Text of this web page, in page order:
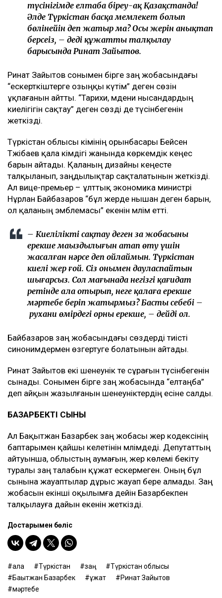
түсінігімде елтаңба біреу-ақ Қазақстанда!
Әлде Түркістан басқа мемлекет болып
бөлінейін деп жатыр ма? Осы жерін анықтап
берсеңіз, – деді құжатты талқылау
барысында Ринат Зайытов.
Ринат Зайытов сонымен бірге заң жобасындағы
“ескерткіштерге озыңқы күтім” деген сөзін
ұқпағанын айтты. “Тарихи, мәдени нысандардың
киелігігін сақтау” деген сөзді де түсінбегенін
жеткізді.
Түркістан облысы әкімінің орынбасары Бейсен
Тәжібаев қала әкімдігі жанында көркемдік кеңес
барын айтады. Қаланың дизайны кеңесте
талқыланып, заңдылықтар сақталатынын жеткізді.
Ал вице-премьер – ұлттық экономика министрі
Нұрлан Байбазаров “бұл жерде нышан деген барын,
ол қаланың эмблемасы” екенін мәлім етті.
– Киелілікті сақтау деген заң жобасының
ерекше маңыздылығын атап өту үшін
жасалған нәрсе деп ойлаймын. Түркістан
киелі жер ғой. Сіз онымен дауласпайтын
шығарсыз. Сол мағынада негізгі қағидат
ретінде ала отырып, неге қалаға ерекше
мәртебе беріп жатырмыз? Басты себебі –
рухани өмірдегі орны ерекше, – дейді ол.
Байбазаров заң жобасындағы сөздерді тиісті
синонимдермен өзгертуге болатынын айтады.
Ринат Зайытов екі шенеунік те сұрағын түсінбегенін
сынады. Сонымен бірге заң жобасында “елтаңба”
деп айқын жазылғанын шенеуніктердің есіне салды.
БАЗАРБЕКТІҢ СЫНЫ
Ал Бақытжан Базарбек заң жобасы жер кодексінің
баптарымен қайшы келетінін мәлімдеді. Депутаттың
айтуынша, облыстың аумағын, жер көлемі бекіту
туралы заң талабын құжат ескермеген. Оның бұл
сынына жауаптылар дұрыс жауап бере алмады. Заң
жобасын екінші оқылымға дейін Базарбекпен
талқылауға дайын екенін жеткізді.
Достарыңмен бөліс
қала Түркістан заң
Түркістан облысы
Бақытжан Базарбек
құжат
Ринат Зайытов
мәртебе